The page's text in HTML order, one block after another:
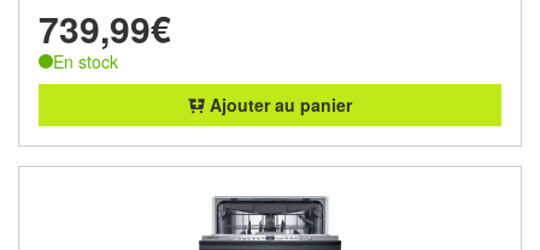
739,99€
En stock
Ajouter au panier